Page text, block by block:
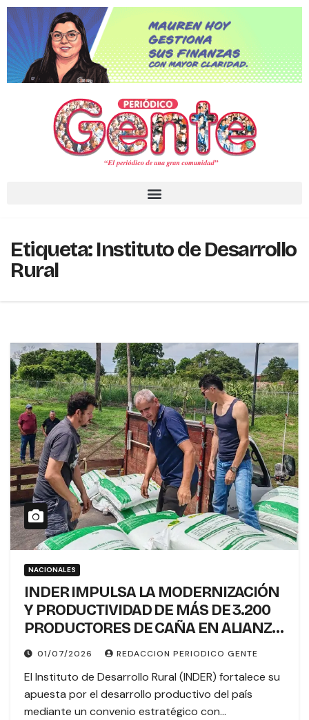
Etiqueta:Instituto de Desarrollo
Rural
NACIONALES
INDER IMPULSA LA MODERNIZACIÓN
Y PRODUCTIVIDAD DE MÁS DE 3.200
PRODUCTORES DE CAÑA EN ALIANZA
CON LAICA
01/07/2026 REDACCION PERIODICO GENTE
El Instituto de Desarrollo Rural (INDER) fortalece su
apuesta por el desarrollo productivo del país
mediante un convenio estratégico con…